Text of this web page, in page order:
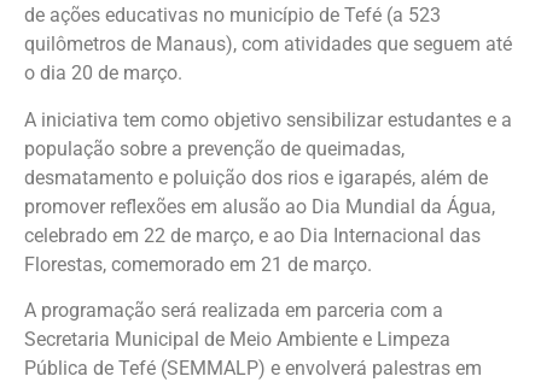
de ações educativas no município de Tefé (a 523
quilômetros de Manaus), com atividades que seguem até
o dia 20 de março.
A iniciativa tem como objetivo sensibilizar estudantes e a
população sobre a prevenção de queimadas,
desmatamento e poluição dos rios e igarapés, além de
promover reflexões em alusão ao Dia Mundial da Água,
celebrado em 22 de março, e ao Dia Internacional das
Florestas, comemorado em 21 de março.
A programação será realizada em parceria com a
Secretaria Municipal de Meio Ambiente e Limpeza
Pública de Tefé (SEMMALP) e envolverá palestras em